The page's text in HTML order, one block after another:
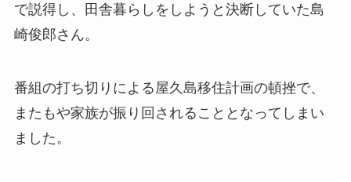
で説得し、田舎暮らしをしようと決断していた島
崎俊郎さん。
番組の打ち切りによる屋久島移住計画の頓挫で、
またもや家族が振り回されることとなってしまい
ました。